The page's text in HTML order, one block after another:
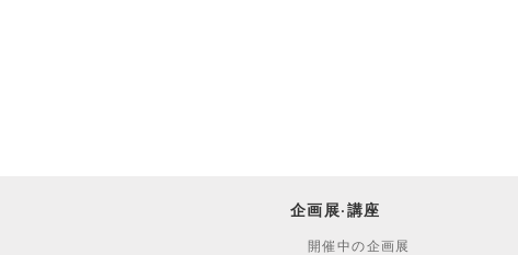
企画展·講座
開催中の企画展